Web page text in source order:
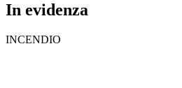
In evidenza
INCENDIO